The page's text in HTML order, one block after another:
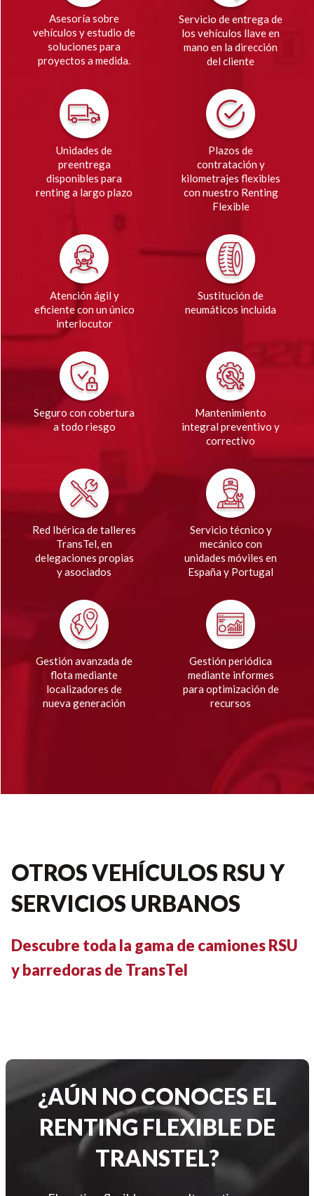
Asesoría sobre
vehículos y estudio de
soluciones para
proyectos a medida.
Servicio de entrega de
los vehículos llave en
mano en la dirección
del cliente
Unidades de
preentrega
disponibles para
renting a largo plazo
Plazos de
contratación y
kilometrajes flexibles
con nuestro Renting
Flexible
Atención ágil y
eficiente con un único
interlocutor
Sustitución de
neumáticos incluida
Seguro con cobertura
a todo riesgo
Mantenimiento
integral preventivo y
correctivo
Red Ibérica de talleres
TransTel, en
delegaciones propias
y asociados
Servicio técnico y
mecánico con
unidades móviles en
España y Portugal
Gestión avanzada de
flota mediante
localizadores de
nueva generación
Gestión periódica
mediante informes
para optimización de
recursos
OTROS VEHÍCULOS RSU Y
SERVICIOS URBANOS
Descubre toda la gama de camiones RSU
y barredoras de TransTel
¿AÚN NO CONOCES EL
RENTING FLEXIBLE DE
TRANSTEL?